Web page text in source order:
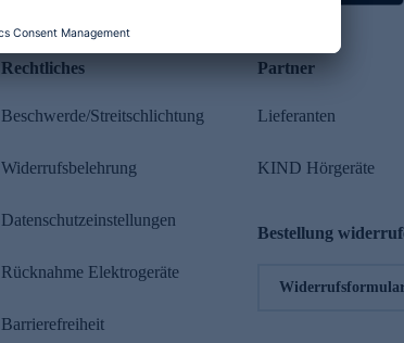
Rechtliches
Beschwerde/Streitschlichtung
Widerrufsbelehrung
Datenschutzeinstellungen
Rücknahme Elektrogeräte
Barrierefreiheit
Partner
Lieferanten
KIND Hörgeräte
Bestellung